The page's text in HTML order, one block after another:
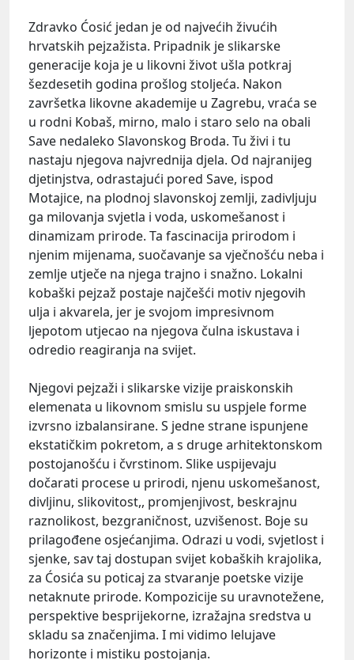
Zdravko Ćosić jedan je od najvećih živućih
hrvatskih pejzažista. Pripadnik je slikarske
generacije koja je u likovni život ušla potkraj
šezdesetih godina prošlog stoljeća. Nakon
završetka likovne akademije u Zagrebu, vraća se
u rodni Kobaš, mirno, malo i staro selo na obali
Save nedaleko Slavonskog Broda. Tu živi i tu
nastaju njegova najvrednija djela. Od najranijeg
djetinjstva, odrastajući pored Save, ispod
Motajice, na plodnoj slavonskoj zemlji, zadivljuju
ga milovanja svjetla i voda, uskomešanost i
dinamizam prirode. Ta fascinacija prirodom i
njenim mijenama, suočavanje sa vječnošću neba i
zemlje utječe na njega trajno i snažno. Lokalni
kobaški pejzaž postaje najčešći motiv njegovih
ulja i akvarela, jer je svojom impresivnom
ljepotom utjecao na njegova čulna iskustava i
odredio reagiranja na svijet.
Njegovi pejzaži i slikarske vizije praiskonskih
elemenata u likovnom smislu su uspjele forme
izvrsno izbalansirane. S jedne strane ispunjene
ekstatičkim pokretom, a s druge arhitektonskom
postojanošću i čvrstinom. Slike uspijevaju
dočarati procese u prirodi, njenu uskomešanost,
divljinu, slikovitost,, promjenjivost, beskrajnu
raznolikost, bezgraničnost, uzvišenost. Boje su
prilagođene osjećanjima. Odrazi u vodi, svjetlost i
sjenke, sav taj dostupan svijet kobaških krajolika,
za Ćosića su poticaj za stvaranje poetske vizije
netaknute prirode. Kompozicije su uravnotežene,
perspektive besprijekorne, izražajna sredstva u
skladu sa značenjima. I mi vidimo lelujave
horizonte i mistiku postojanja.